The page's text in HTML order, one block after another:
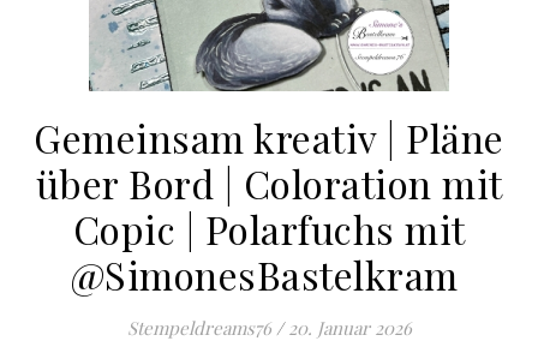
Gemeinsam kreativ | Pläne
über Bord | Coloration mit
Copic | Polarfuchs mit
@SimonesBastelkram ​
Stempeldreams76 / 20. Januar 2026